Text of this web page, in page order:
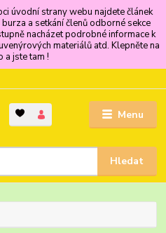
úvodní strany webu najdete článek
a setkání členů odborné sekce
nacházet podrobné informace k
materiálů atd. Klepněte na
a jste tam !
Menu
Hledat